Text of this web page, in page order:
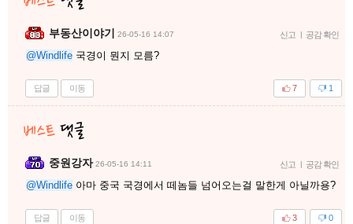
부동산이야기 26-05-16 14:07 신고 | 공감 확인
@Windlife 국경이 뭔지 모름?
답글 이동 1
7
중원강자 26-05-16 14:11 신고 | 공감 확인
@Windlife 아마 중국 국경에서 떼놈들 넘어오는걸 말한게 아닐까용?
답글 이동 0
3